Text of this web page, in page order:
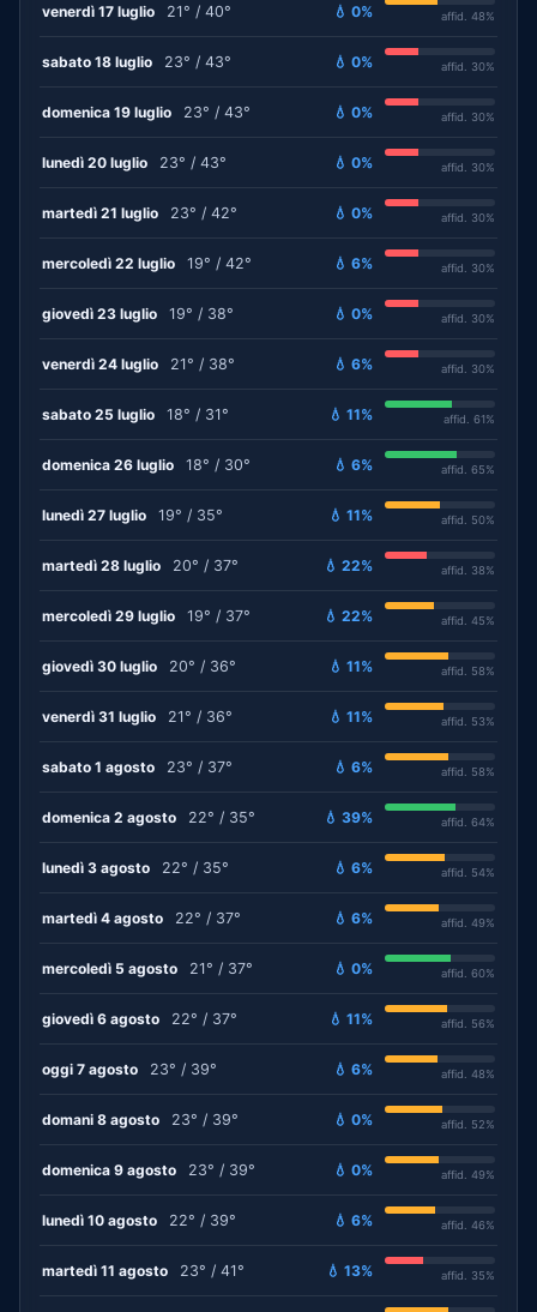
venerdì 17 luglio 21° / 40° 💧 0% affid. 48%
sabato 18 luglio 23° / 43° 💧 0% affid. 30%
domenica 19 luglio 23° / 43° 💧 0% affid. 30%
lunedì 20 luglio 23° / 43° 💧 0% affid. 30%
martedì 21 luglio 23° / 42° 💧 0% affid. 30%
mercoledì 22 luglio 19° / 42° 💧 6% affid. 30%
giovedì 23 luglio 19° / 38° 💧 0% affid. 30%
venerdì 24 luglio 21° / 38° 💧 6% affid. 30%
sabato 25 luglio 18° / 31° 💧 11% affid. 61%
domenica 26 luglio 18° / 30° 💧 6% affid. 65%
lunedì 27 luglio 19° / 35° 💧 11% affid. 50%
martedì 28 luglio 20° / 37° 💧 22% affid. 38%
mercoledì 29 luglio 19° / 37° 💧 22% affid. 45%
giovedì 30 luglio 20° / 36° 💧 11% affid. 58%
venerdì 31 luglio 21° / 36° 💧 11% affid. 53%
sabato 1 agosto 23° / 37° 💧 6% affid. 58%
domenica 2 agosto 22° / 35° 💧 39% affid. 64%
lunedì 3 agosto 22° / 35° 💧 6% affid. 54%
martedì 4 agosto 22° / 37° 💧 6% affid. 49%
mercoledì 5 agosto 21° / 37° 💧 0% affid. 60%
giovedì 6 agosto 22° / 37° 💧 11% affid. 56%
oggi 7 agosto 23° / 39° 💧 6% affid. 48%
domani 8 agosto 23° / 39° 💧 0% affid. 52%
domenica 9 agosto 23° / 39° 💧 0% affid. 49%
lunedì 10 agosto 22° / 39° 💧 6% affid. 46%
martedì 11 agosto 23° / 41° 💧 13% affid. 35%